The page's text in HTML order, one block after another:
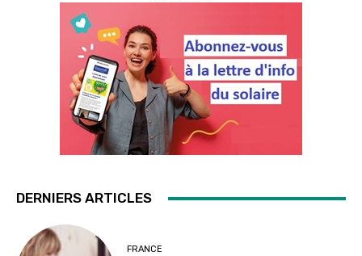
DERNIERS ARTICLES
FRANCE